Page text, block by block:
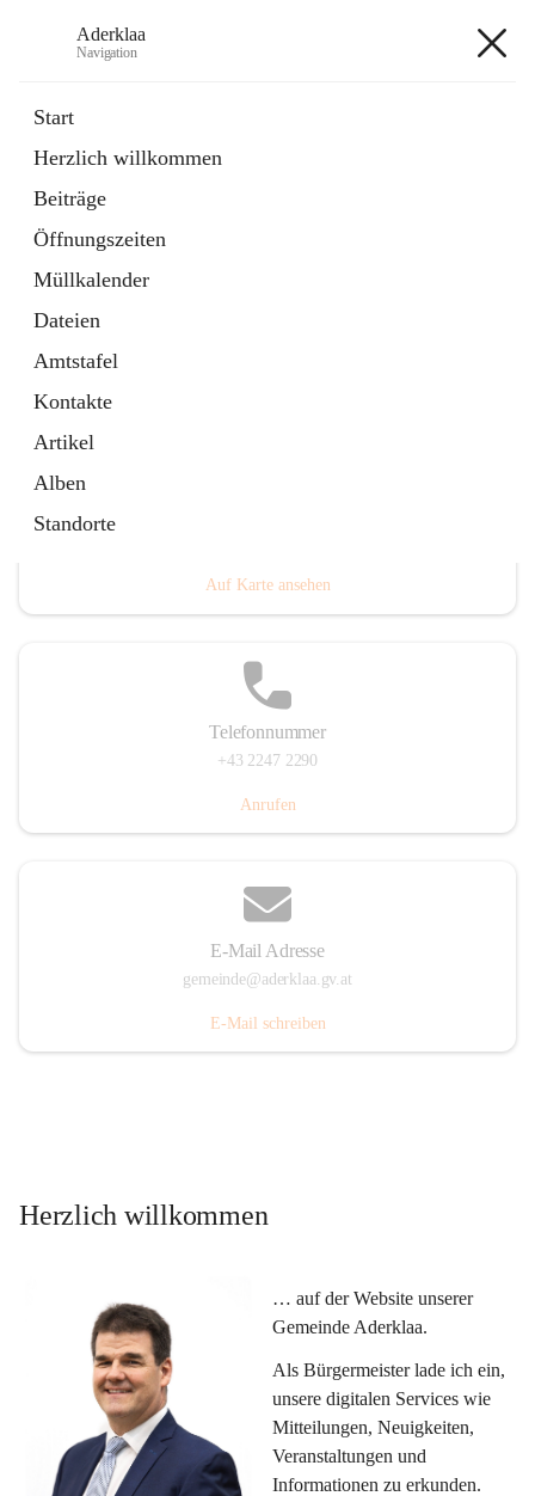
Aderklaa
Navigation
Start
Herzlich willkommen
Beiträge
Öffnungszeiten
Müllkalender
Dateien
Amtstafel
Kontakte
Artikel
Alben
Standorte
6 Schnellzugriffe
Gemeinde
3 Schnellzugriffe
Auf Karte ansehen
Telefonnummer
+43 2247 2290
Anrufen
E-Mail Adresse
gemeinde@aderklaa.gv.at
E-Mail schreiben
Herzlich willkommen
… auf der Website unserer
Gemeinde Aderklaa.
Als Bürgermeister lade ich ein,
unsere digitalen Services wie
Mitteilungen, Neuigkeiten,
Veranstaltungen und
Informationen zu erkunden.